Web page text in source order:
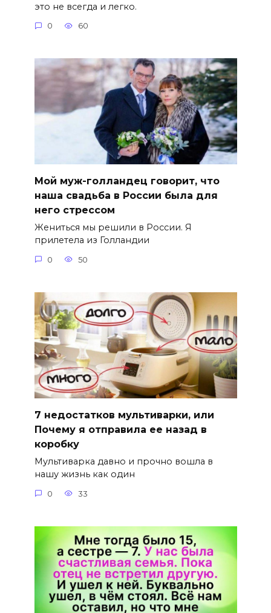
это не всегда и легко.
0 60
Мой муж-голландец говорит, что
наша свадьба в России была для
него стрессом
Жениться мы решили в России. Я
прилетела из Голландии
0 50
7 недостатков мультиварки, или
Почему я отправила ее назад в
коробку
Мультиварка давно и прочно вошла в
нашу жизнь как один
0 33